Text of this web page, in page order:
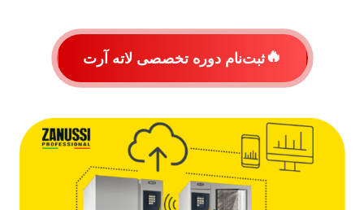
🔥ثبت‌نام دوره تخصصی لاته آرت